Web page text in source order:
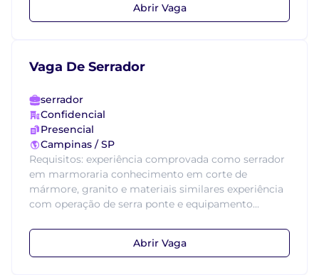
Abrir Vaga
Vaga De Serrador
serrador
Confidencial
Presencial
Campinas / SP
Requisitos: experiência comprovada como serrador
em marmoraria conhecimento em corte de
mármore, granito e materiais similares experiência
com operação de serra ponte e equipamento...
Abrir Vaga